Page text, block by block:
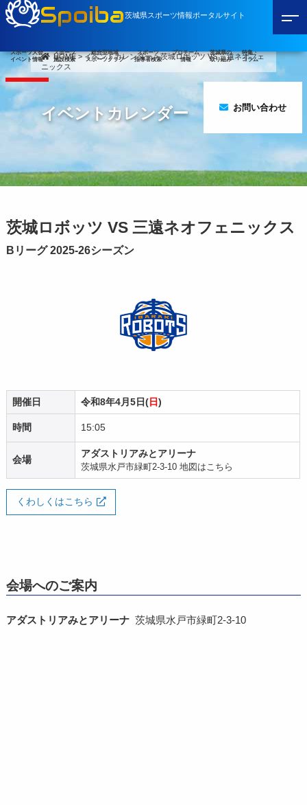
Spoiba茨城県スポーツ情報ポータルサイト
スポーツ大会
イベント情報
スポーツ
施設検索
総合型地域
スポーツクラブ
スポーツ
指導者検索
プロチーム
情報
茨城県の
取り組み
特集・
コラム
お問い合わせ
HOME>イベントカレンダー>茨城ロボッツ VS 三遠ネオフェ
ニックス
イベントカレンダー
茨城ロボッツ VS 三遠ネオフェニックス
Bリーグ 2025-26シーズン
開催日 令和8年4月5日(日 )
時間 15:05
会場
アダストリアみとアリーナ
茨城県水戸市緑町2-3-10 地図はこちら
くわしくはこちら
会場へのご案内
アダストリアみとアリーナ 茨城県水戸市緑町2-3-10